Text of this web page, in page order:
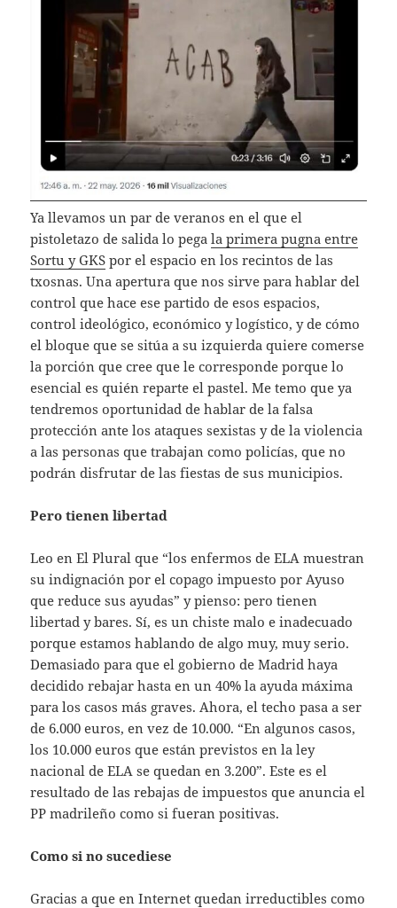
Ya llevamos un par de veranos en el que el
pistoletazo de salida lo pegala primera pugna entre
Sortu y GKS por el espacio en los recintos de las
txosnas. Una apertura que nos sirve para hablar del
control que hace ese partido de esos espacios,
control ideológico, económico y logístico, y de cómo
el bloque que se sitúa a su izquierda quiere comerse
la porción que cree que le corresponde porque lo
esencial es quién reparte el pastel. Me temo que ya
tendremos oportunidad de hablar de la falsa
protección ante los ataques sexistas y de la violencia
a las personas que trabajan como policías, que no
podrán disfrutar de las fiestas de sus municipios.
Pero tienen libertad
Leo en El Plural que “los enfermos de ELA muestran
su indignación por el copago impuesto por Ayuso
que reduce sus ayudas” y pienso: pero tienen
libertad y bares. Sí, es un chiste malo e inadecuado
porque estamos hablando de algo muy, muy serio.
Demasiado para que el gobierno de Madrid haya
decidido rebajar hasta en un 40% la ayuda máxima
para los casos más graves. Ahora, el techo pasa a ser
de 6.000 euros, en vez de 10.000. “En algunos casos,
los 10.000 euros que están previstos en la ley
nacional de ELA se quedan en 3.200”. Este es el
resultado de las rebajas de impuestos que anuncia el
PP madrileño como si fueran positivas.
Como si no sucediese
Gracias a que en Internet quedan irreductibles como